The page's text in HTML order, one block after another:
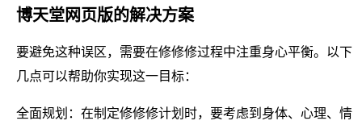
博天堂网页版的解决方案
要避免这种误区，需要在修修修过程中注重身心平衡。以下
几点可以帮助你实现这一目标：
全面规划：在制定修修修计划时，要考虑到身体、心理、情